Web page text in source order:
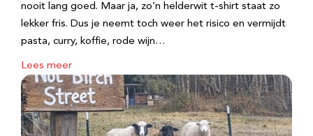
nooit lang goed. Maar ja, zo’n helderwit t-shirt staat zo
lekker fris. Dus je neemt toch weer het risico en vermijdt
pasta, curry, koffie, rode wijn…
Lees meer